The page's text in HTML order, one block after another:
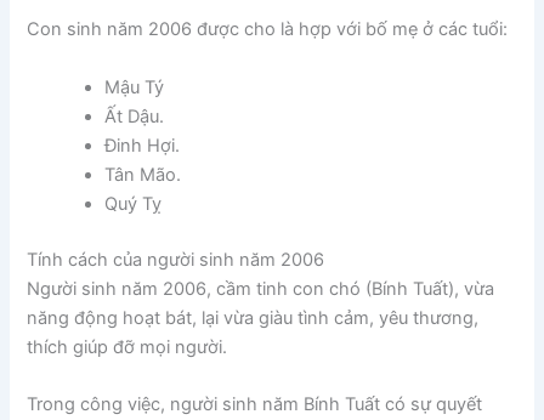
Con sinh năm 2006 được cho là hợp với bố mẹ ở các tuổi:
Mậu Tý
Ất Dậu.
Đinh Hợi.
Tân Mão.
Quý Tỵ
Tính cách của người sinh năm 2006
Người sinh năm 2006, cầm tinh con chó (Bính Tuất), vừa
năng động hoạt bát, lại vừa giàu tình cảm, yêu thương,
thích giúp đỡ mọi người.
Trong công việc, người sinh năm Bính Tuất có sự quyết